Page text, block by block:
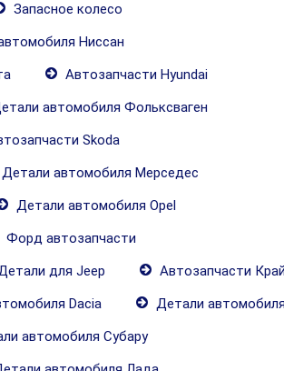
Запасное колесо
Ниссан
Автозапчасти Hyundai
автомобиля Фольксваген
Skoda
Детали автомобиля Мерседес
Детали автомобиля Opel
Форд автозапчасти
для Jeep
Автозапчасти
Dacia
Детали
автомобиля Субару